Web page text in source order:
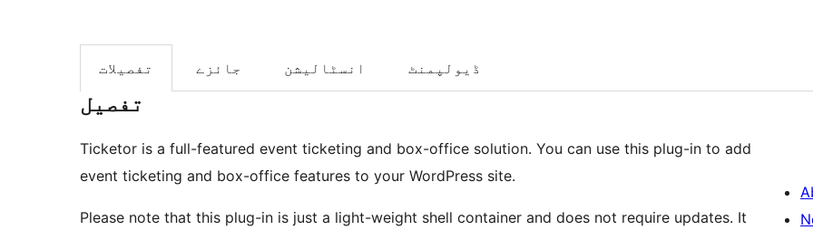
تفصیلات جائزے انسٹالیشن ڈیولپمنٹ
تفصیل
Ticketor is a full-featured event ticketing and box-office solution. You can use this plug-in to add
event ticketing and box-office features to your WordPress site.
Please note that this plug-in is just a light-weight shell container and does not require updates. It